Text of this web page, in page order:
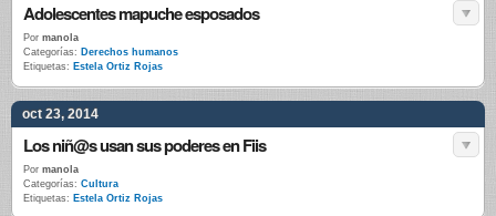
Adolescentes mapuche esposados
Por manola
Categorías: Derechos humanos
Etiquetas: Estela Ortiz Rojas
oct 23, 2014
Los niñ@s usan sus poderes en Fiis
Por manola
Categorías: Cultura
Etiquetas: Estela Ortiz Rojas